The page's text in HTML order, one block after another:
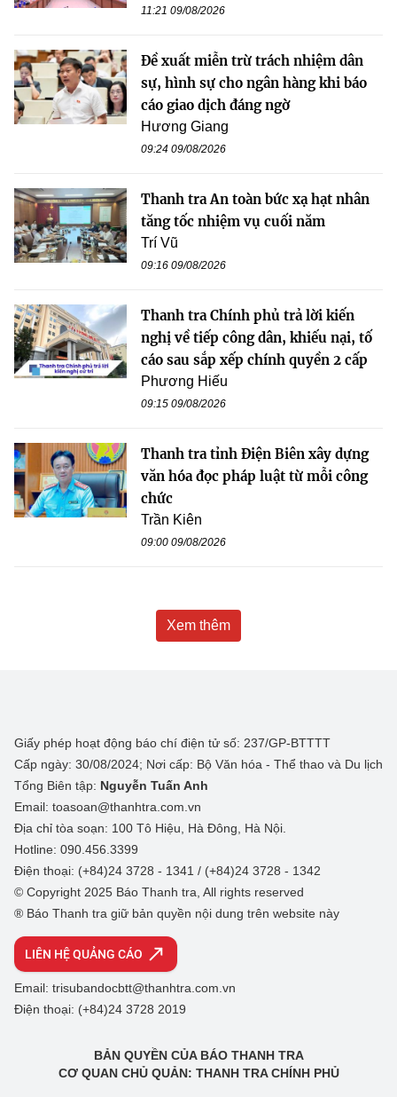
11:21 09/08/2026
Đề xuất miễn trừ trách nhiệm dân
sự, hình sự cho ngân hàng khi báo
cáo giao dịch đáng ngờ
Hương Giang
09:24 09/08/2026
Thanh tra An toàn bức xạ hạt nhân
tăng tốc nhiệm vụ cuối năm
Trí Vũ
09:16 09/08/2026
Thanh tra Chính phủ trả lời kiến
nghị về tiếp công dân, khiếu nại, tố
cáo sau sắp xếp chính quyền 2 cấp
Phương Hiếu
09:15 09/08/2026
Thanh tra tỉnh Điện Biên xây dựng
văn hóa đọc pháp luật từ mỗi công
chức
Trần Kiên
09:00 09/08/2026
Xem thêm
Giấy phép hoạt động báo chí điện tử số: 237/GP-BTTTT
Cấp ngày: 30/08/2024; Nơi cấp: Bộ Văn hóa - Thể thao và Du lịch
Tổng Biên tập: Nguyễn Tuấn Anh
Email: toasoan@thanhtra.com.vn
Địa chỉ tòa soạn: 100 Tô Hiệu, Hà Đông, Hà Nội.
Hotline: 090.456.3399
Điện thoại: (+84)24 3728 - 1341 / (+84)24 3728 - 1342
© Copyright 2025 Báo Thanh tra, All rights reserved
® Báo Thanh tra giữ bản quyền nội dung trên website này
LIÊN HỆ QUẢNG CÁO
Email: trisubandocbtt@thanhtra.com.vn
Điện thoại: (+84)24 3728 2019
BẢN QUYỀN CỦA BÁO THANH TRA
CƠ QUAN CHỦ QUẢN: THANH TRA CHÍNH PHỦ